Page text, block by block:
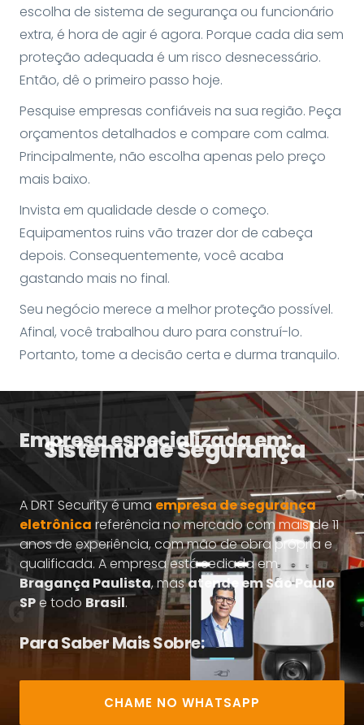
escolha de sistema de segurança ou funcionário
extra, é hora de agir é agora. Porque cada dia sem
proteção adequada é um risco desnecessário.
Então, dê o primeiro passo hoje.
Pesquise empresas confiáveis na sua região. Peça
orçamentos detalhados e compare com calma.
Principalmente, não escolha apenas pelo preço
mais baixo.
Invista em qualidade desde o começo.
Equipamentos ruins vão trazer dor de cabeça
depois. Consequentemente, você acaba
gastando mais no final.
Seu negócio merece a melhor proteção possível.
Afinal, você trabalhou duro para construí-lo.
Portanto, tome a decisão certa e durma tranquilo.
Empresa especializada em:
Sistema de Segurança
A DRT Security é umaempresa de segurança
eletrônica referência no mercado com mais de 11
anos de experiência, com mão de obra própria e
qualificada. A empresa está sediada em
Bragança Paulista, masatende em São Paulo
SPe todo Brasil.
Para Saber Mais Sobre:
CHAME NO WHATSAPP